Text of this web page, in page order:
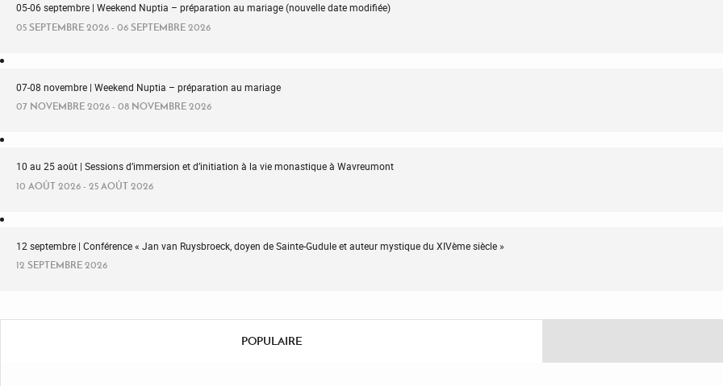
05-06 septembre | Weekend Nuptia – préparation au mariage (nouvelle date modifiée)
05 SEPTEMBRE 2026 - 06 SEPTEMBRE 2026
07-08 novembre | Weekend Nuptia – préparation au mariage
07 NOVEMBRE 2026 - 08 NOVEMBRE 2026
10 au 25 août | Sessions d’immersion et d’initiation à la vie monastique à Wavreumont
10 AOÛT 2026 - 25 AOÛT 2026
12 septembre | Conférence « Jan van Ruysbroeck, doyen de Sainte-Gudule et auteur mystique du XIVème siècle »
12 SEPTEMBRE 2026
POPULAIRE